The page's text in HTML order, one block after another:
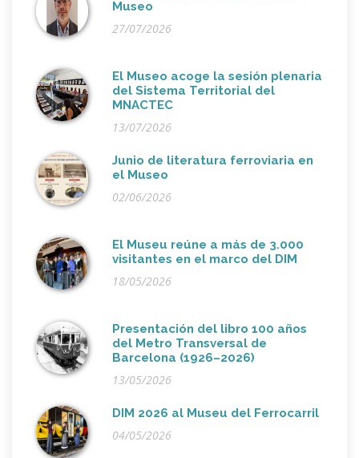
Museo
27/07/2026
El Museo acoge la sesión plenaria
del Sistema Territorial del
MNACTEC
13/07/2026
Junio de literatura ferroviaria en
el Museo
02/06/2026
El Museu reúne a más de 3.000
visitantes en el marco del DIM
18/05/2026
Presentación del libro 100 años
del Metro Transversal de
Barcelona (1926–2026)
13/05/2026
DIM 2026 al Museu del Ferrocarril
04/05/2026